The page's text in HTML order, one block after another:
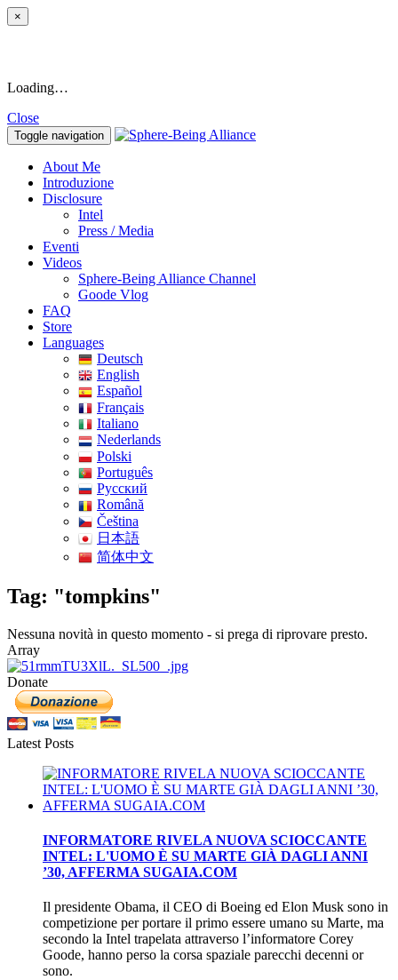
×
Loading…
Close
Toggle navigation
About Me
Introduzione
Disclosure
Intel
Press / Media
Eventi
Videos
Sphere-Being Alliance Channel
Goode Vlog
FAQ
Store
Languages
Deutsch
English
Español
Français
Italiano
Nederlands
Polski
Português
Pусский
Română
Čeština
日本語
简体中文
Tag: "tompkins"
Nessuna novità in questo momento - si prega di riprovare presto.
Array
Donate
Latest Posts
INFORMATORE RIVELA NUOVA SCIOCCANTE
INTEL: L'UOMO È SU MARTE GIÀ DAGLI ANNI
’30, AFFERMA SUGAIA.COM
Il presidente Obama, il CEO di Boeing ed Elon Musk sono in
competizione per portare il primo essere umano su Marte, ma
secondo la Intel trapelata attraverso l’informatore Corey
Goode, hanno perso la corsa spaziale parecchi decenni or
sono.